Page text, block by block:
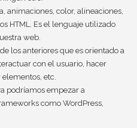
animaciones, color, alineaciones,
HTML. Es el lenguaje utilizado
web.
los anteriores que es orientado a
con el usuario, hacer
etc.
podríamos empezar a
como WordPress,